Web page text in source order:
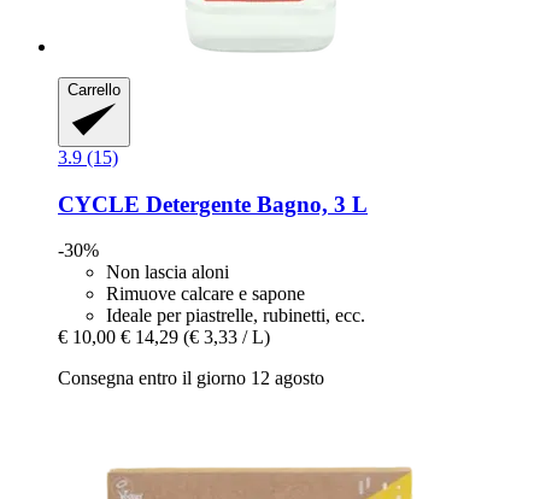
Carrello
3.9 (15)
CYCLE Detergente Bagno, 3 L
-30%
Non lascia aloni
Rimuove calcare e sapone
Ideale per piastrelle, rubinetti, ecc.
€ 10,00 € 14,29 (€ 3,33 / L)
Consegna entro il giorno 12 agosto